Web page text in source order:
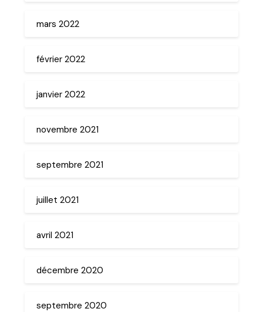
mars 2022
février 2022
janvier 2022
novembre 2021
septembre 2021
juillet 2021
avril 2021
décembre 2020
septembre 2020